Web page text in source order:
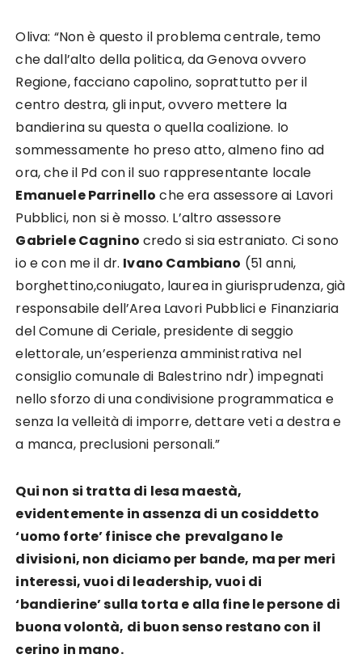
Oliva: “Non è questo il problema centrale, temo
che dall’alto della politica, da Genova ovvero
Regione, facciano capolino, soprattutto per il
centro destra, gli input, ovvero mettere la
bandierina su questa o quella coalizione. Io
sommessamente ho preso atto, almeno fino ad
ora, che il Pd con il suo rappresentante locale
Emanuele Parrinello che era assessore ai Lavori
Pubblici, non si è mosso. L’altro assessore
Gabriele Cagnino credo si sia estraniato. Ci sono
io e con me il dr. Ivano Cambiano (51 anni,
borghettino,coniugato, laurea in giurisprudenza, già
responsabile dell’Area Lavori Pubblici e Finanziaria
del Comune di Ceriale, presidente di seggio
elettorale, un’esperienza amministrativa nel
consiglio comunale di Balestrino ndr) impegnati
nello sforzo di una condivisione programmatica e
senza la velleità di imporre, dettare veti a destra e
a manca, preclusioni personali.”
Qui non si tratta di lesa maestà,
evidentemente in assenza di un cosiddetto
‘uomo forte’ finisce che prevalgano le
divisioni, non diciamo per bande, ma per meri
interessi, vuoi di leadership, vuoi di
‘bandierine’ sulla torta e alla fine le persone di
buona volontà, di buon senso restano con il
cerino in mano.